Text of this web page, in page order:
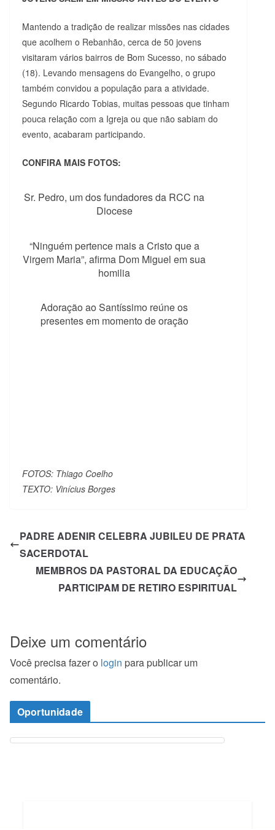
Mantendo a tradição de realizar missões nas cidades
que acolhem o Rebanhão, cerca de 50 jovens
visitaram vários bairros de Bom Sucesso, no sábado
(18). Levando mensagens do Evangelho, o grupo
também convidou a população para a atividade.
Segundo Ricardo Tobias, muitas pessoas que tinham
pouca relação com a Igreja ou que não sabiam do
evento, acabaram participando.
CONFIRA MAIS FOTOS:
Sr. Pedro, um dos fundadores da RCC na
Diocese
“Ninguém pertence mais a Cristo que a
Virgem Maria”, afirma Dom Miguel em sua
homilia
Adoração ao Santíssimo reúne os
presentes em momento de oração
FOTOS: Thiago Coelho
TEXTO: Vinícius Borges
PADRE ADENIR CELEBRA JUBILEU DE PRATA
SACERDOTAL
MEMBROS DA PASTORAL DA EDUCAÇÃO
PARTICIPAM DE RETIRO ESPIRITUAL
Deixe um comentário
Você precisa fazer o login para publicar um
comentário.
Oportunidade